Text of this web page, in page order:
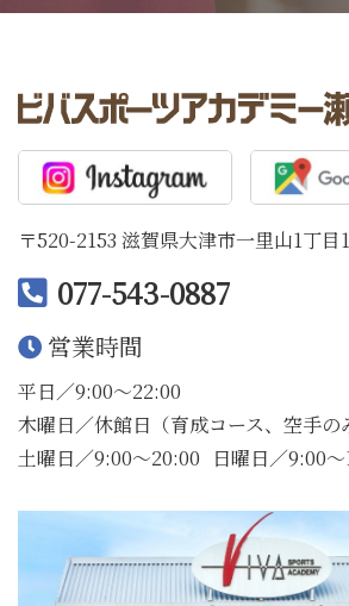
〒520-2153 滋賀県大津市一里山1丁目
077-543-0887
営業時間
平日／9:00〜22:00
木曜日／休館日（育成コース、空手の
土曜日／9:00〜20:00
日曜日／9:00